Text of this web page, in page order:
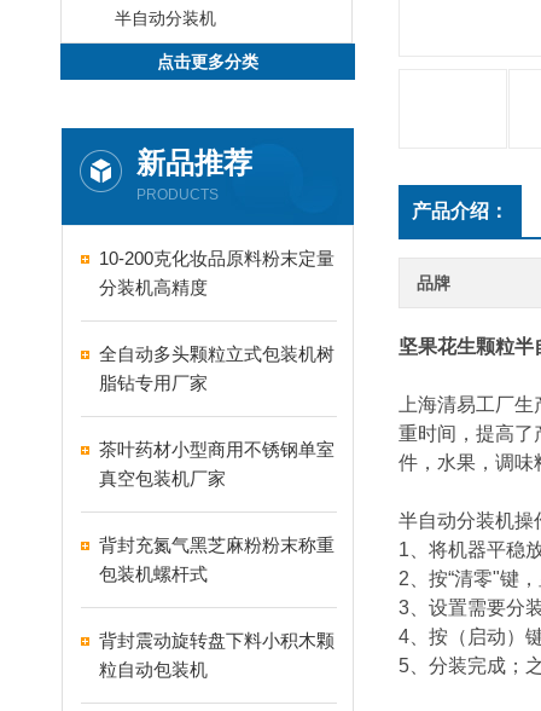
半自动分装机
点击更多分类
新品推荐
PRODUCTS
10-200克化妆品原料粉末定量
分装机高精度
全自动多头颗粒立式包装机树
脂钻专用厂家
茶叶药材小型商用不锈钢单室
真空包装机厂家
背封充氮气黑芝麻粉粉末称重
包装机螺杆式
背封震动旋转盘下料小积木颗
粒自动包装机
产品介绍：
品牌
坚果花生颗粒半
上海清易工厂
重时间，提高了
件，水果，调
半自动分装机操
1、将机器平稳
2、按“清零"键
3、设置需要分
4、按（启动）
5、分装完成；